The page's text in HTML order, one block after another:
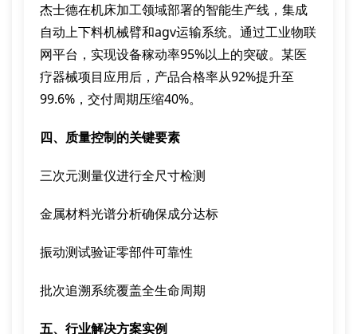
杰士德在机床加工领域部署的智能生产线，集成
自动上下料机械臂和agv运输系统。通过工业物联
网平台，实现设备稼动率95%以上的突破。某医
疗器械项目应用后，产品合格率从92%提升至
99.6%，交付周期压缩40%。
四、质量控制的关键要素
三次元测量仪进行全尺寸检测
金属材料光谱分析确保成分达标
振动测试验证零部件可靠性
批次追溯系统覆盖全生命周期
五、行业解决方案实例